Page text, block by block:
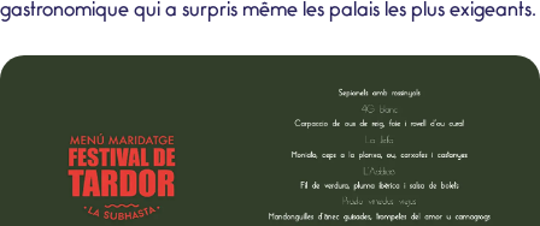
gastronomique qui a surpris même les palais les plus exigeants.